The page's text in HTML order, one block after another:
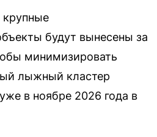
крупные
будут вынесены за
минимизировать
лыжный кластер
в ноябре 2026 года в